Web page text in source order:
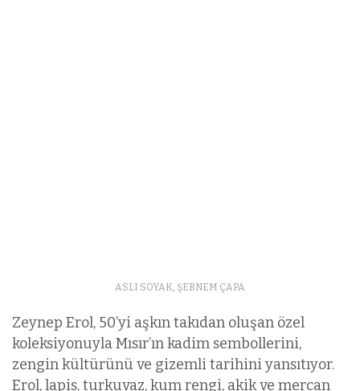
ASLI SOYAK, ŞEBNEM ÇAPA
Zeynep Erol, 50’yi aşkın takıdan oluşan özel
koleksiyonuyla Mısır’ın kadim sembollerini,
zengin kültürünü ve gizemli tarihini yansıtıyor.
Erol, lapis, turkuvaz, kum rengi, akik ve mercan